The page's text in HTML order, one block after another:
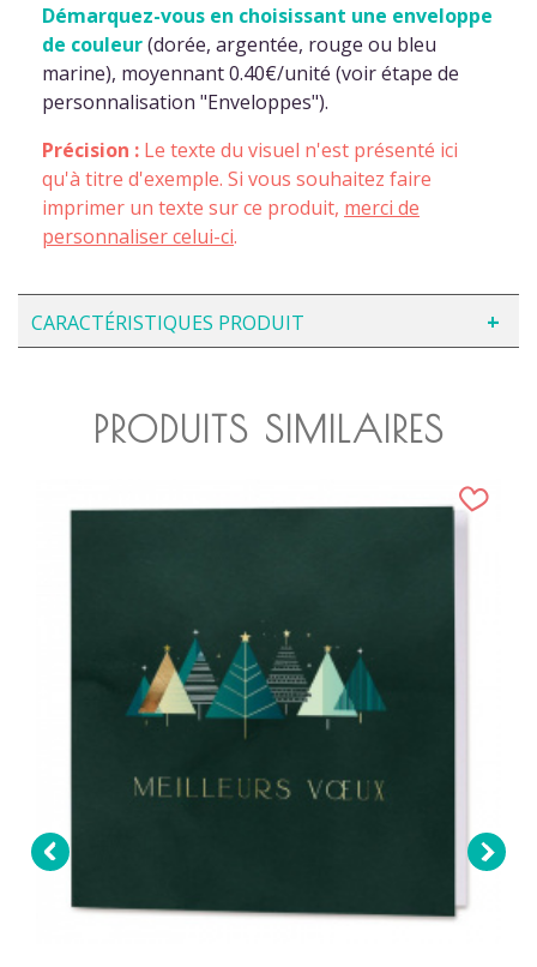
Démarquez-vous en choisissant une enveloppe
de couleur(dorée, argentée, rouge ou bleu
marine), moyennant 0.40€/unité (voir étape de
personnalisation "Enveloppes").
Précision : Le texte du visuel n'est présenté ici
qu'à titre d'exemple. Si vous souhaitez faire
imprimer un texte sur ce produit, merci de
personnaliser celui-ci.
CARACTÉRISTIQUES PRODUIT
PRODUITS SIMILAIRES
 